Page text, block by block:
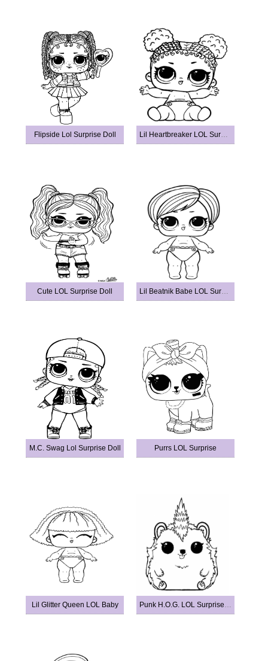
Flipside Lol Surprise Doll Lil Heartbreaker LOL Surprise Doll
Cute LOL Surprise Doll Lil Beatnik Babe LOL Surprise Doll
M.C. Swag Lol Surprise Doll Purrs LOL Surprise
Lil Glitter Queen LOL Baby Punk H.O.G. LOL Surprise Pets